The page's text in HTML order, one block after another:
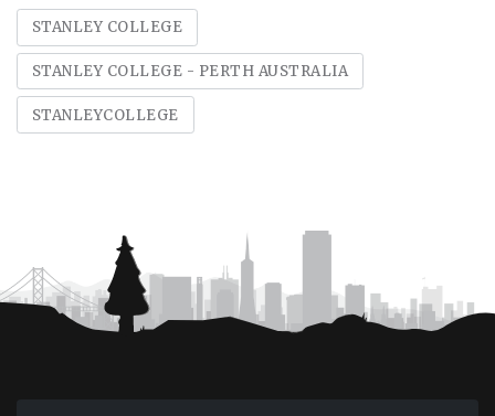
STANLEY COLLEGE
STANLEY COLLEGE - PERTH AUSTRALIA
STANLEYCOLLEGE